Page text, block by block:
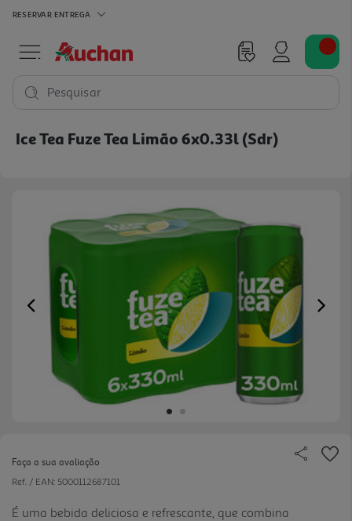
RESERVAR ENTREGA
Pesquisar
Ice Tea Fuze Tea Limão 6x0.33l (sdr)
Previous
Faça a sua avaliação
Ref. / EAN: 5000112687101
É uma bebida deliciosa e refrescante, que combina